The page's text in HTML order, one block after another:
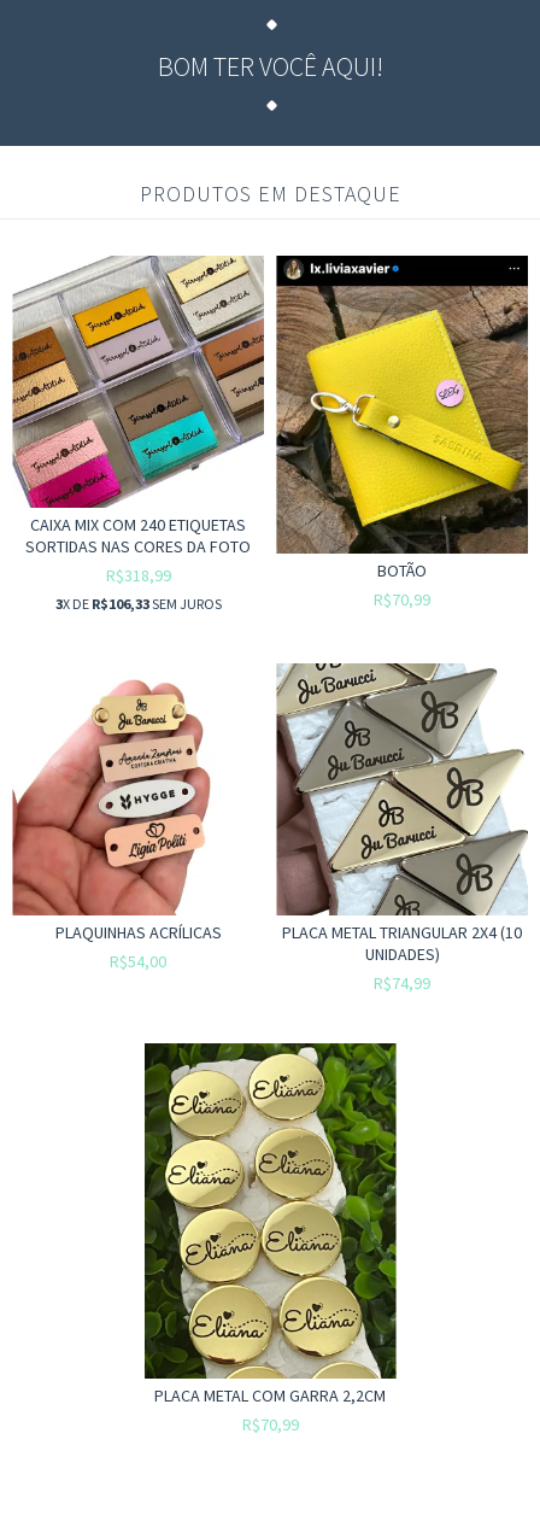
BOM TER VOCÊ AQUI!
PRODUTOS EM DESTAQUE
CAIXA MIX COM 240 ETIQUETAS
SORTIDAS NAS CORES DA FOTO
R$318,99
3X DE R$106,33SEM JUROS
BOTÃO
R$70,99
PLAQUINHAS ACRÍLICAS
R$54,00
PLACA METAL TRIANGULAR 2X4 (10
UNIDADES)
R$74,99
PLACA METAL COM GARRA 2,2CM
R$70,99